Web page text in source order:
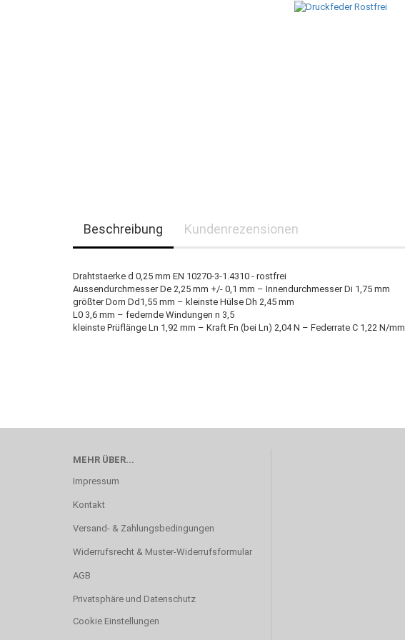
Beschreibung Kundenrezensionen
Drahtstaerke d 0,25 mm EN 10270-3-1.4310 - rostfrei
Aussendurchmesser De 2,25 mm +/- 0,1 mm – Innendurchmesser Di 1,75 mm
größter Dorn Dd1,55 mm – kleinste Hülse Dh 2,45 mm
L0 3,6 mm – federnde Windungen n 3,5
kleinste Prüflänge Ln 1,92 mm – Kraft Fn (bei Ln) 2,04 N – Federrate C 1,22 N/mm
MEHR ÜBER...
Impressum
Kontakt
Versand- & Zahlungsbedingungen
Widerrufsrecht & Muster-Widerrufsformular
AGB
Privatsphäre und Datenschutz
Cookie Einstellungen